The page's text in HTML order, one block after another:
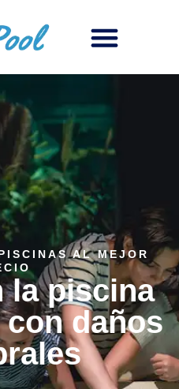
AL MEJOR
la piscina
daños